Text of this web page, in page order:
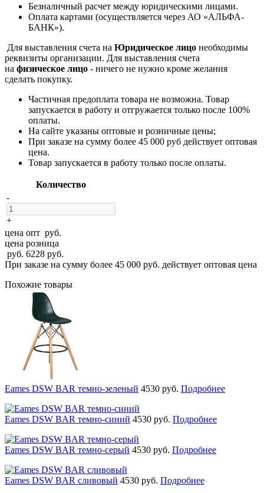
Безналичный расчет между юридическими лицами.
Оплата картами (осуществляется через АО «АЛЬФА-
БАНК»).
Для выставления счета на Юридическое лицо необходимы
реквизиты организации. Для выставления счета
на физическое лицо - ничего не нужно кроме желания
сделать покупку.
Частичная предоплата товара не возможна. Товар
запускается в работу и отгружается только после 100%
оплаты.
На сайте указаны оптовые и розничные цены;
При заказе на сумму более 45 000 руб действует оптовая
цена.
Товар запускается в работу только после оплаты.
Количество
-
+
цена опт руб.
цена розница
руб. 6228 руб.
При заказе на сумму более 45 000 руб. действует оптовая цена
Похожие товары
Eames DSW BAR темно-зеленый 4530 руб. Подробнее
Eames DSW BAR темно-синий 4530 руб. Подробнее
Eames DSW BAR темно-серый 4530 руб. Подробнее
Eames DSW BAR сливовый 4530 руб. Подробнее